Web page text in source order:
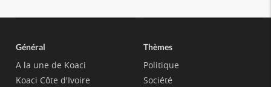
Général
A la une de Koaci
Koaci Côte d'Ivoire
Thèmes
Politique
Société